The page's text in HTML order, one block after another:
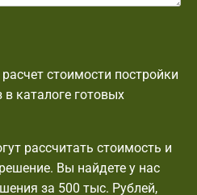
стоимости постройки
каталоге готовых
рассчитать стоимость и
Вы найдете у нас
за 500 тыс. Рублей,